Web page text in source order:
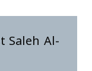
Saleh Al-